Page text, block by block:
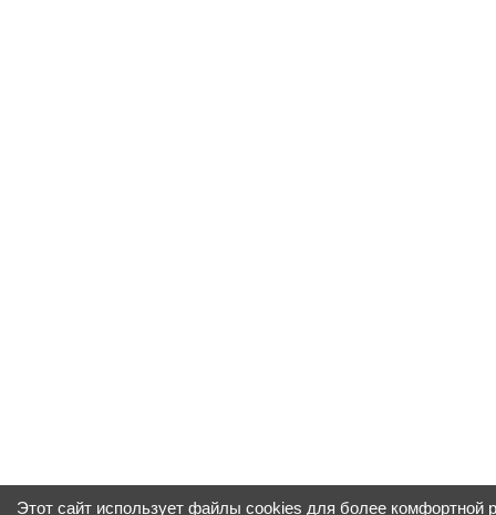
Этот сайт использует файлы cookies для более комфортной